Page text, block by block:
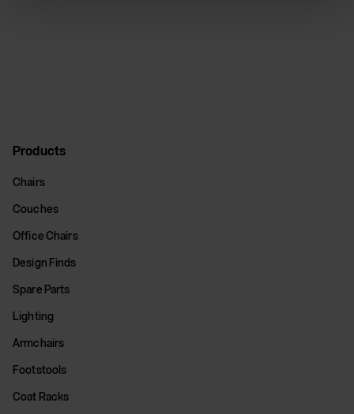
Products
Chairs
Couches
Office Chairs
Design Finds
Spare Parts
Lighting
Armchairs
Footstools
Coat Racks